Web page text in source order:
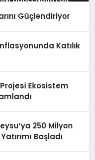
Güçlendiriyor
Katılık
Ekosistem
250 Milyon
Başladı